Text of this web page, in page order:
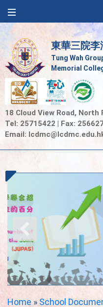
東華三院李
Tung Wah
Memorial
18 Cloud View Road, North
Tel: 25715422 | Fax:
Email:
Home » School